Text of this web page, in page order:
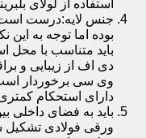
استفاده از لولای
جنس لایه:درست
بوده اما توجه به
باید متناسب با محل
دی اف از زیبایی و
وی سی برخوردار
دارای استحکام
باید به فضای داخلی
ورقی فولادی تشکیل